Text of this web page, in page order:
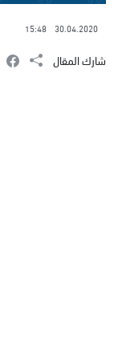
30.04.2020
15:48
شارك المقال